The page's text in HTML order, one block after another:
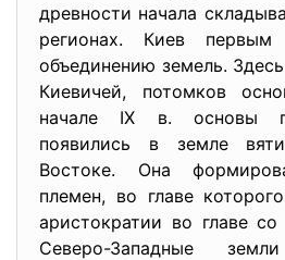
древности начала
регионах. Киев первым
объединению земель.
Киевичей, потомков
начале IX в. основы
появились в земле
Востоке. Она
племен, во главе
аристократии во главе
Северо-Западные